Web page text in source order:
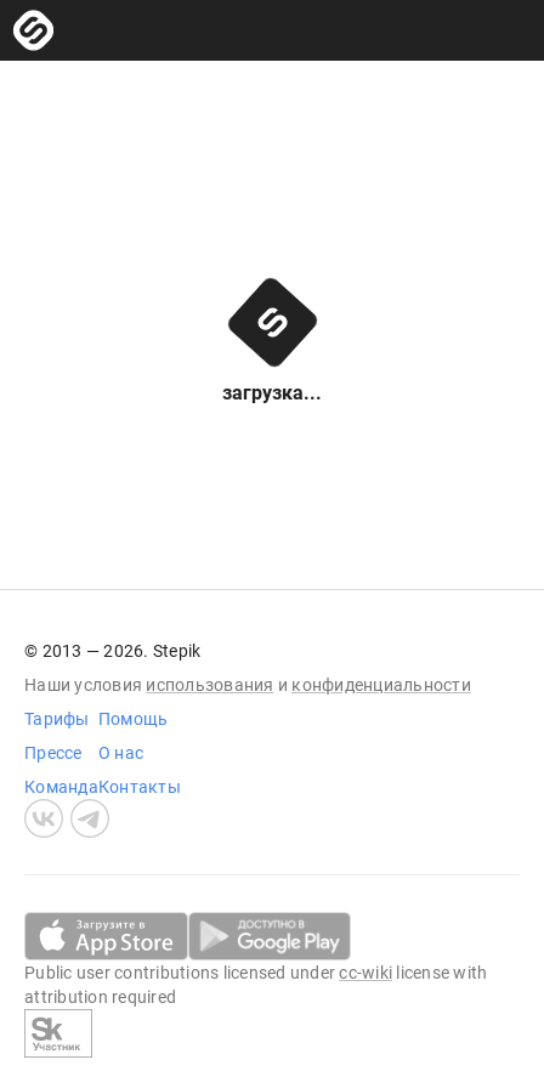
загрузка...
© 2013 — 2026. Stepik
Наши условия использования и конфиденциальности
Тарифы
Прессе
Команда
Помощь
О нас
Контакты
Public user contributions licensed undercc-wiki license with
attribution required